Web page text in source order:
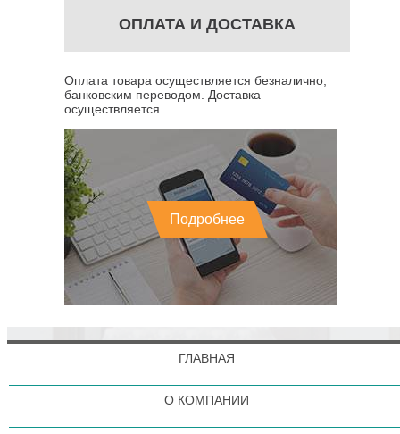
ОПЛАТА И ДОСТАВКА
Оплата товара осуществляется безналично,
банковским переводом. Доставка
осуществляется...
Подробнее
ГЛАВНАЯ
О КОМПАНИИ